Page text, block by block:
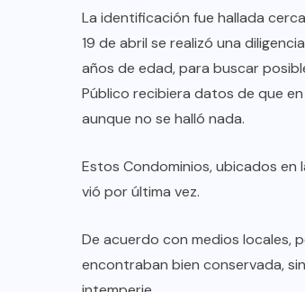
La identificación fue hallada
19 de abril se realizó una
años de edad, para buscar
Público recibiera datos de que
aunque no se halló nada.
Estos Condominios, ubicados
vió por última vez.
De acuerdo con medios locales,
encontraban bien conservada,